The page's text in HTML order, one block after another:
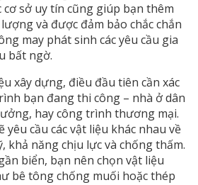
cơ sở uy tín cũng giúp bạn thêm
và được đảm bảo chắc chắn
may phát sinh các yêu cầu gia
bất ngờ.
xây dựng, điều đầu tiên cần xác
bạn đang thi công – nhà ở dân
hay công trình thương mại.
cầu các vật liệu khác nhau về
khả năng chịu lực và chống thấm.
biển, bạn nên chọn vật liệu
bê tông chống muối hoặc thép